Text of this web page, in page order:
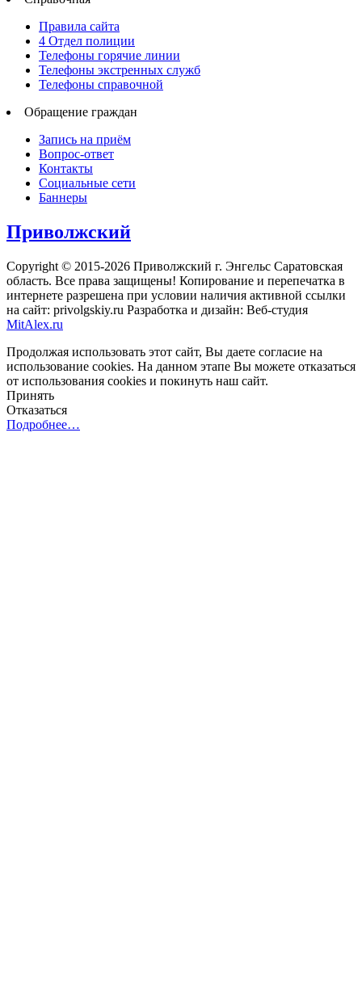
Правила сайта
4 Отдел полиции
Телефоны горячие линии
Телефоны экстренных служб
Телефоны справочной
Обращение граждан
Запись на приём
Вопрос-ответ
Контакты
Социальные сети
Баннеры
Приволжский
Copyright © 2015-2026 Приволжский г. Энгельс Саратовская
область. Все права защищены! Копирование и перепечатка в
интернете разрешена при условии наличия активной ссылки
на сайт: privolgskiy.ru Разработка и дизайн: Веб-студия
MitAlex.ru
Продолжая использовать этот сайт, Вы даете согласие на
использование cookies. На данном этапе Вы можете отказаться
от использования cookies и покинуть наш сайт.
Принять
Отказаться
Подробнее…